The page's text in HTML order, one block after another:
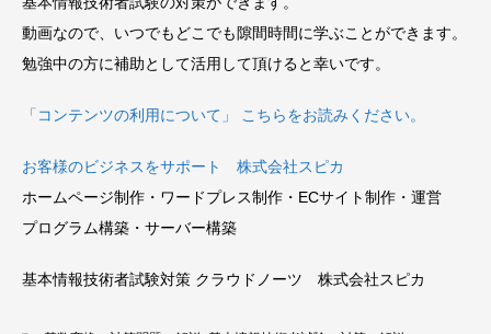
動画なので、いつでもどこでも隙間時間に学ぶことができます。
勉強中の方に補助として活用して頂けると幸いです。
「コンテンツの利用について」 こちらをお読みください。
お客様のビジネスをサポート 株式会社スピカ
ホームページ制作・ワードプレス制作・ECサイト制作・運営
プログラム構築・サーバー構築
基本情報技術者試験対策 クラウドノーツ 株式会社スピカ